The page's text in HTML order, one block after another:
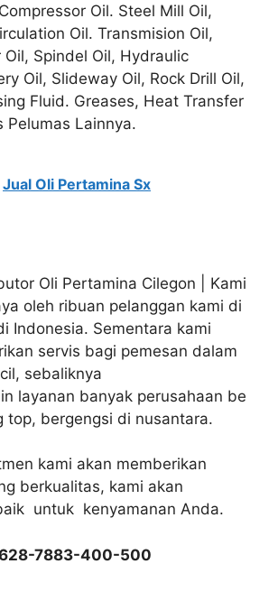
Oil. Steel Mill Oil,
Oil. Transmision Oil,
Spindel Oil, Hydraulic
Oil, Slideway Oil, Rock Drill Oil,
Fluid. Greases, Heat Transfer
Pelumas Lainnya.
Jual Oli Pertamina Sx
Oli Pertamina Cilegon | Kami
oleh ribuan pelanggan kami di
Indonesia. Sementara kami
servis bagi pemesan dalam
sebaliknya
layanan banyak perusahaan be
top, bergengsi di nusantara.
kami akan memberikan
berkualitas, kami akan
untuk kenyamanan Anda.
7883-400-500